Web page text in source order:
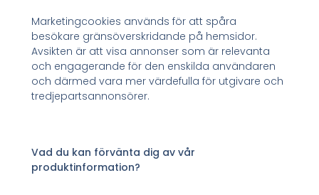
Marketingcookies används för att spåra
besökare gränsöverskridande på hemsidor.
Avsikten är att visa annonser som är relevanta
och engagerande för den enskilda användaren
och därmed vara mer värdefulla för utgivare och
tredjepartsannonsörer.
Vad du kan förvänta dig av vår
produktinformation?